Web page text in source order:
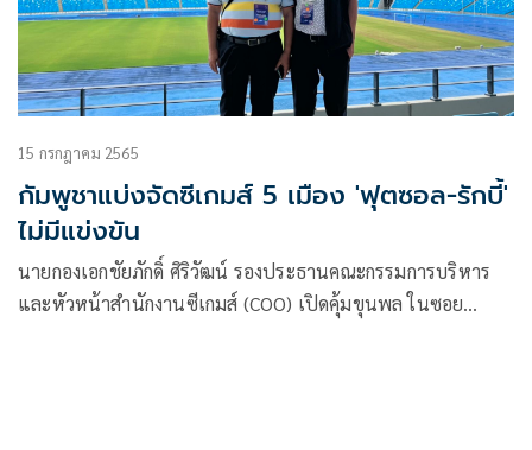
15 กรกฎาคม 2565
กัมพูชาแบ่งจัดซีเกมส์ 5 เมือง 'ฟุตซอล-รักบี้'
ไม่มีแข่งขัน
นายกองเอกชัยภักดิ์ ศิริวัฒน์ รองประธานคณะกรรมการบริหาร
และหัวหน้าสำนักงานซีเกมส์ (COO) เปิดคุ้มขุนพล ในซอย